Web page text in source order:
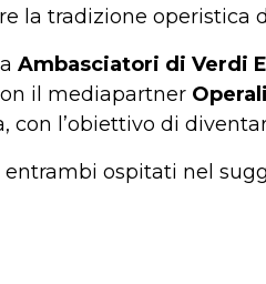
la tradizione operistica
Ambasciatori di Verdi
il mediapartner
con l’obiettivo di
ospitati nel